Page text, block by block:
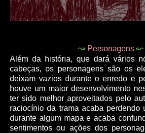
↝ Personagens ↜
Além da história, que dará vários
cabeças, os personagens são os
deixam vazios durante o enredo e
houve um maior desenvolvimento
ter sido melhor aproveitados pelo
raciocínio da trama acaba perdendo
durante algum mapa e acaba
sentimentos ou ações dos